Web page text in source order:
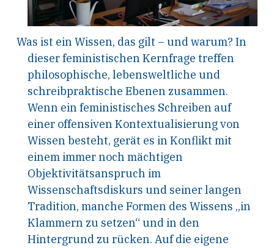
Was ist ein Wissen, das gilt – und warum? In
dieser feministischen Kernfrage treffen
philosophische, lebensweltliche und
schreibpraktische Ebenen zusammen.
Wenn ein feministisches Schreiben auf
einer offensiven Kontextualisierung von
Wissen besteht, gerät es in Konflikt mit
einem immer noch mächtigen
Objektivitätsanspruch im
Wissenschaftsdiskurs und seiner langen
Tradition, manche Formen des Wissens „in
Klammern zu setzen“ und in den
Hintergrund zu rücken. Auf die eigene